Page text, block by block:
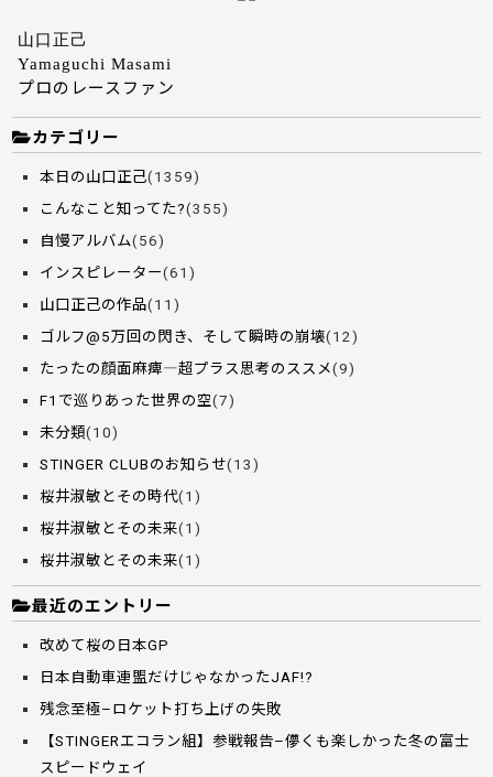
山口正己
Yamaguchi Masami
プロのレースファン
カテゴリー
本日の山口正己(1359)
こんなこと知ってた?(355)
自慢アルバム(56)
インスピレーター(61)
山口正己の作品(11)
ゴルフ@5万回の閃き、そして瞬時の崩壊(12)
たったの顔面麻痺―超プラス思考のススメ(9)
F1で巡りあった世界の空(7)
未分類(10)
STINGER CLUBのお知らせ(13)
桜井淑敏とその時代(1)
桜井淑敏とその未来(1)
桜井淑敏とその未来(1)
最近のエントリー
改めて桜の日本GP
日本自動車連盟だけじゃなかったJAF!?
残念至極–ロケット打ち上げの失敗
【STINGERエコラン組】参戦報告–儚くも楽しかった冬の富士
スピードウェイ